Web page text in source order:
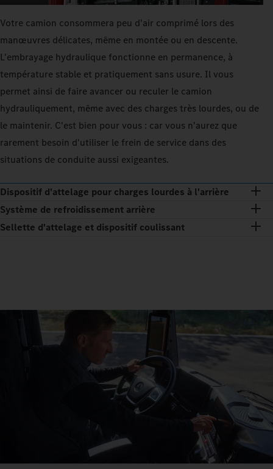
Votre camion consommera peu d'air comprimé lors des
manœuvres délicates, même en montée ou en descente.
L'embrayage hydraulique fonctionne en permanence, à
température stable et pratiquement sans usure. Il vous
permet ainsi de faire avancer ou reculer le camion
hydrauliquement, même avec des charges très lourdes, ou de
le maintenir. C'est bien pour vous : car vous n'aurez que
rarement besoin d'utiliser le frein de service dans des
situations de conduite aussi exigeantes.
Dispositif d'attelage pour charges lourdes à l'arrière
Système de refroidissement arrière
Sellette d'attelage et dispositif coulissant